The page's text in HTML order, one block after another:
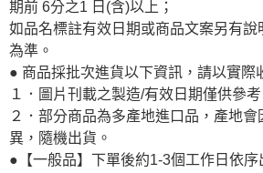
期前 6分之1 日(含)以上；
如品名標註有效日期或商品文案另有說
為準。
● 商品採批次進貨以下資訊，請以實際
１．圖片刊載之製造/有效日期僅供參考
２．部分商品為多產地進口品，產地
異，隨機出貨。
●【一般品】下單後約1-3個工作日依